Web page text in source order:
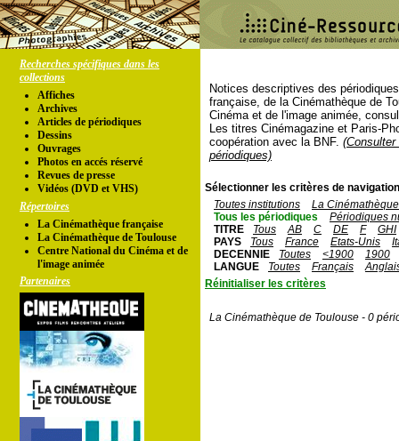
Recherches spécifiques dans les
collections
Affiches
Archives
Articles de périodiques
Dessins
Ouvrages
Photos en accés réservé
Revues de presse
Vidéos (DVD et VHS)
Répertoires
La Cinémathèque française
La Cinémathèque de Toulouse
Centre National du Cinéma et de
l'image animée
Partenaires
Notices descriptives des
française, de la Cinémathèque de
Cinéma et de l'image animée,
Les titres Cinémagazine et Paris-
coopération avec la BNF.
périodiques)
Sélectionner les critères de
Toutes institutions
La
Tous les périodiques
Périodiques
TITRE
Tous AB C DE F
GHI
PAYS
Tous France Etats-Unis
DECENNIE
Toutes <1900
1900
LANGUE
Toutes Français
Réinitialiser les critères
La Cinémathèque de Toulouse - 0